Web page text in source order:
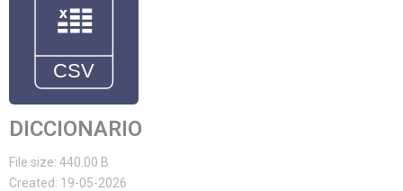
DICCIONARIO
File size: 440.00 B
Created: 19-05-2026